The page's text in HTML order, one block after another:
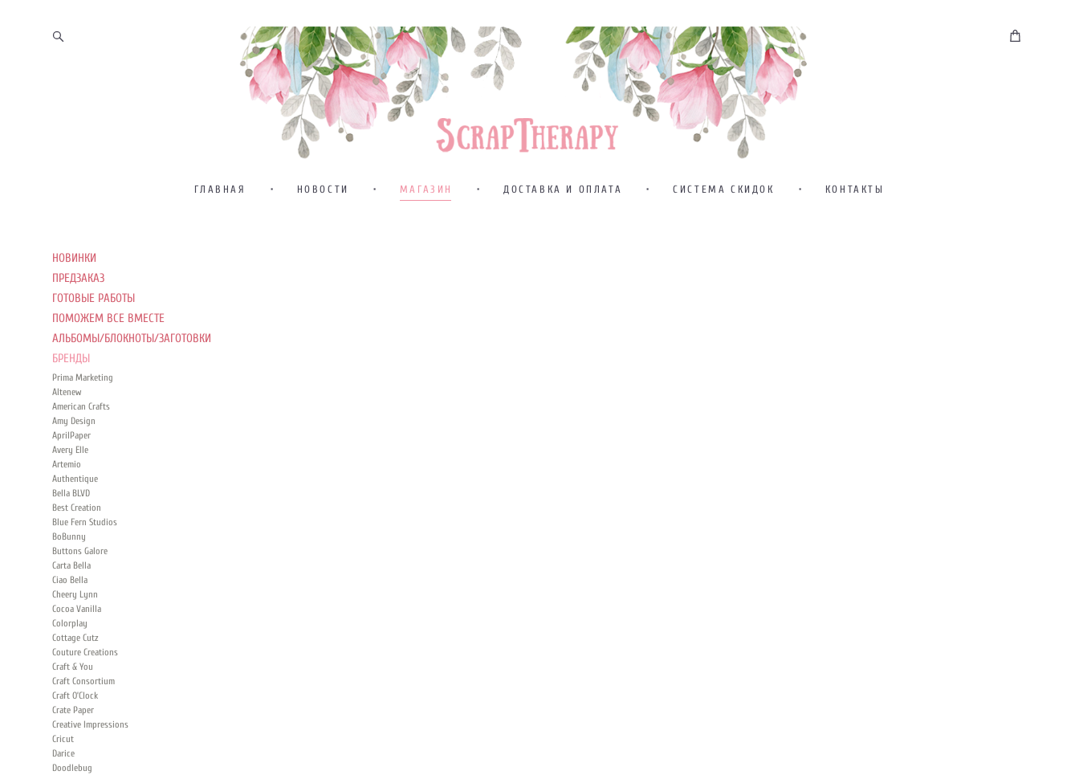
ГЛАВНАЯ • НОВОСТИ • МАГАЗИН • ДОСТАВКА И ОПЛАТА • СИСТЕМА СКИДОК • КОНТАКТЫ
НОВИНКИ
ПРЕДЗАКАЗ
ГОТОВЫЕ РАБОТЫ
ПОМОЖЕМ ВСЕ ВМЕСТЕ
АЛЬБОМЫ/БЛОКНОТЫ/ЗАГОТОВКИ
БРЕНДЫ
Prima Marketing
Altenew
American Crafts
Amy Design
AprilPaper
Avery Elle
Artemio
Authentique
Bella BLVD
Best Creation
Blue Fern Studios
BoBunny
Buttons Galore
Carta Bella
Ciao Bella
Cheery Lynn
Cocoa Vanilla
Colorplay
Cottage Cutz
Couture Creations
Craft & You
Craft Consortium
Craft O’Clock
Crate Paper
Creative Impressions
Cricut
Darice
Doodlebug